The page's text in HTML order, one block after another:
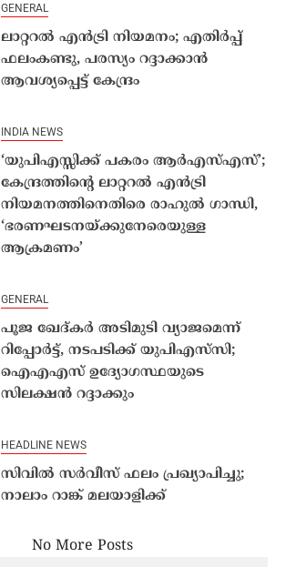
GENERAL
ലാറ്ററൽ എൻട്രി നിയമനം; എതിർപ്പ്
ഫലംകണ്ടു, പരസ്യം റദ്ദാക്കാൻ
ആവശ്യപ്പെട്ട് കേന്ദ്രം
INDIA NEWS
‘യുപിഎസ്സിക്ക് പകരം ആര്‍എസ്എസ്’;
കേന്ദ്രത്തിന്റെ ലാറ്ററല്‍ എന്‍ട്രി
നിയമനത്തിനെതിരെ രാഹുല്‍ ഗാന്ധി,
‘ഭരണഘടനയ്ക്കുനേരെയുള്ള
ആക്രമണം’
GENERAL
പൂജ ഖേദ്കർ അടിമുടി വ്യാജമെന്ന്
റിപ്പോർട്ട്, നടപടിക്ക് യുപിഎസ്‌സി;
ഐഎഎസ് ഉദ്യോഗസ്ഥയുടെ
സിലക്ഷന്‍ റദ്ദാക്കും
HEADLINE NEWS
സിവില്‍ സര്‍വീസ് ഫലം പ്രഖ്യാപിച്ചു;
നാലാം റാങ്ക് മലയാളിക്ക്‌
No More Posts